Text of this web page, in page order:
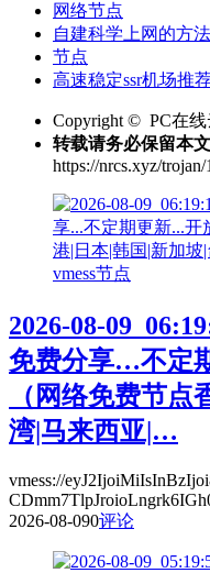
网络节点
自建科学上网的方法
节点
高速稳定ssr机场推
Copyright © PC在
转载请务必保留本
https://nrcs.xyz/
vmess节点
2026-08-
免费分享…不定
（网络免费节点
湾|马来西亚|…
vmess://
2026-08-090评论